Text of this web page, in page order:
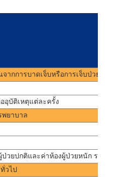
ากการบาดเจ็บหรือการเจ็บป่วย
อุบัติเหตุแต่ละครั้ง
พยาบาล
วยปกติและค่าห้องผู้ป่วยหนัก รวมสู
วไป